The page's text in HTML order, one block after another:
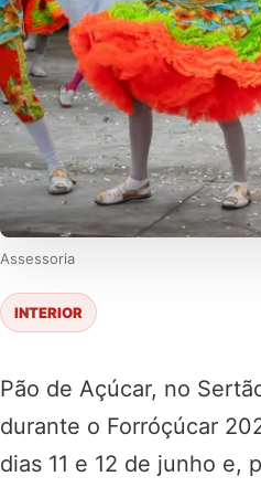
Assessoria
INTERIOR
Pão de Açúcar, no
durante o Forróçúcar
dias 11 e 12 de junho e,